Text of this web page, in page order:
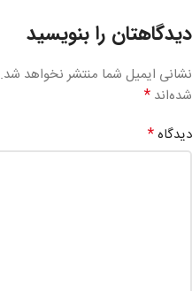
دیدگاهتان را بنویسید
نشانی ایمیل شما منتشر نخواهد شد.
شده‌اند *
دیدگاه*